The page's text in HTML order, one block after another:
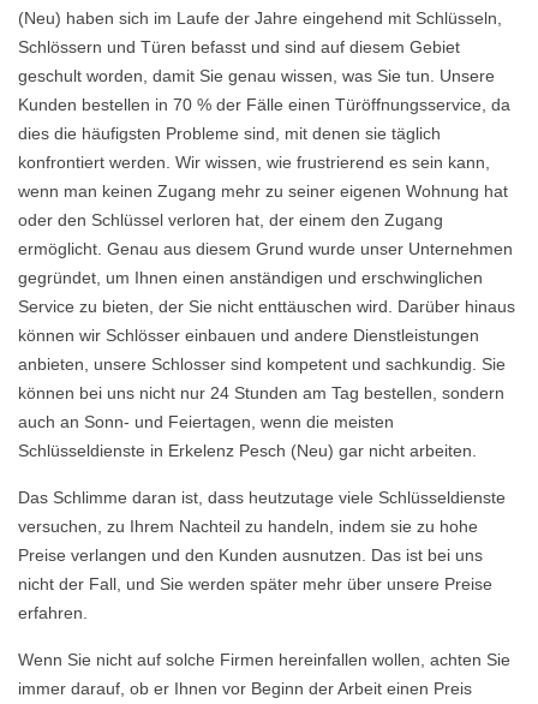
(Neu) haben sich im Laufe der Jahre eingehend mit Schlüsseln,
Schlössern und Türen befasst und sind auf diesem Gebiet
geschult worden, damit Sie genau wissen, was Sie tun. Unsere
Kunden bestellen in 70 % der Fälle einen Türöffnungsservice, da
dies die häufigsten Probleme sind, mit denen sie täglich
konfrontiert werden. Wir wissen, wie frustrierend es sein kann,
wenn man keinen Zugang mehr zu seiner eigenen Wohnung hat
oder den Schlüssel verloren hat, der einem den Zugang
ermöglicht. Genau aus diesem Grund wurde unser Unternehmen
gegründet, um Ihnen einen anständigen und erschwinglichen
Service zu bieten, der Sie nicht enttäuschen wird. Darüber hinaus
können wir Schlösser einbauen und andere Dienstleistungen
anbieten, unsere Schlosser sind kompetent und sachkundig. Sie
können bei uns nicht nur 24 Stunden am Tag bestellen, sondern
auch an Sonn- und Feiertagen, wenn die meisten
Schlüsseldienste in Erkelenz Pesch (Neu) gar nicht arbeiten.
Das Schlimme daran ist, dass heutzutage viele Schlüsseldienste
versuchen, zu Ihrem Nachteil zu handeln, indem sie zu hohe
Preise verlangen und den Kunden ausnutzen. Das ist bei uns
nicht der Fall, und Sie werden später mehr über unsere Preise
erfahren.
Wenn Sie nicht auf solche Firmen hereinfallen wollen, achten Sie
immer darauf, ob er Ihnen vor Beginn der Arbeit einen Preis